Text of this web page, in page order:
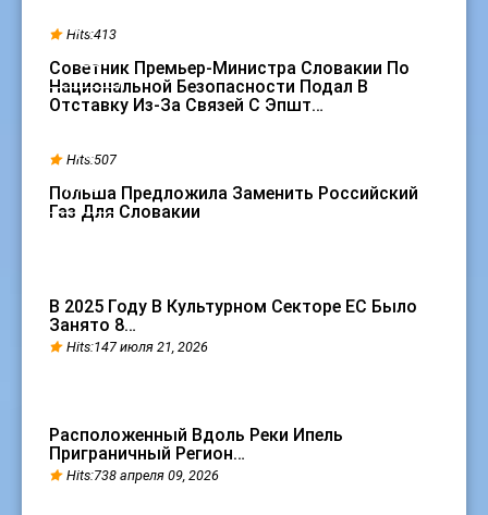
Hits:413
Советник Премьер-Министра Словакии По
Национальной Безопасности Подал В
Отставку Из-За Связей С Эпшт…
01
ФЕВ
Hits:507
Польша Предложила Заменить Российский
Газ Для Словакии
18
ЯНВ
В 2025 Году В Культурном Секторе ЕС Было
Занято 8…
Hits:147 июля 21, 2026
Расположенный Вдоль Реки Ипель
Приграничный Регион…
Hits:738 апреля 09, 2026